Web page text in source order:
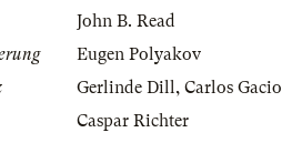
John B. Read
Eugen Polyakov
Gerlinde Dill, Carlos Gacio
Caspar Richter